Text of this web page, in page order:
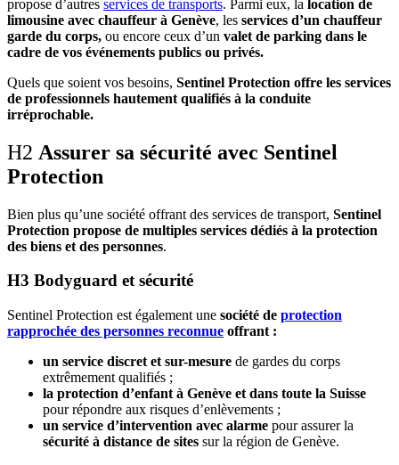
propose d’autres services de transports. Parmi eux, la location de
limousine avec chauffeur à Genève, les services d’un chauffeur
garde du corps, ou encore ceux d’un valet de parking dans le
cadre de vos événements publics ou privés.
Quels que soient vos besoins, Sentinel Protection offre les services
de professionnels hautement qualifiés à la conduite
irréprochable.
H2 Assurer sa sécurité avec Sentinel
Protection
Bien plus qu’une société offrant des services de transport, Sentinel
Protection propose de multiples services dédiés à la protection
des biens et des personnes.
H3 Bodyguard et sécurité
Sentinel Protection est également une société de protection
rapprochée des personnes reconnue offrant :
un service discret et sur-mesure de gardes du corps
extrêmement qualifiés ;
la protection d’enfant à Genève et dans toute la Suisse
pour répondre aux risques d’enlèvements ;
un service d’intervention avec alarme pour assurer la
sécurité à distance de sites sur la région de Genève.